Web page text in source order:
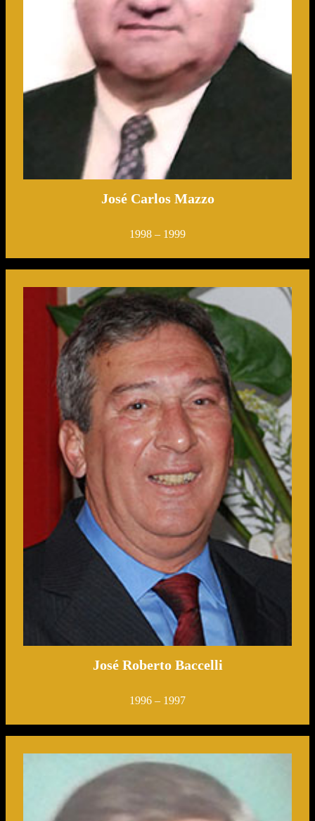
José Carlos Mazzo
1998 – 1999
José Roberto Baccelli
1996 – 1997